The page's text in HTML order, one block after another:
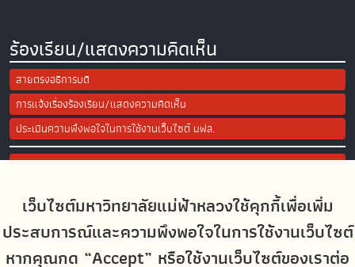
เว็บไซต์มหาวิทยาลัยแม่ฟ้าหลวงใช้คุกกี้เพื่อเพิ่ม
ประสบการณ์และความพึงพอใจในการใช้งานเว็บไซต์
หากคุณกด “Accept” หรือใช้งานเว็บไซต์ของเราต่อ
ร้องเรียน/แสดงความคิดเห็น
สายตรงอธิการบดี
การแจ้งเรื่องร้องเรียน/แสดงความคิดเห็น
ประเมินความพึงพอใจในการใช้งานเว็บไซต์ มฟล.
Site Map
Social Media